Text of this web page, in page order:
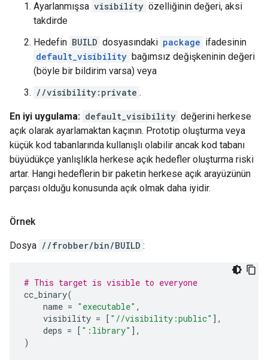
Ayarlanmışsa visibility özelliğinin değeri, aksi
takdirde
Hedefin BUILD dosyasındaki package ifadesinin
default_visibility bağımsız değişkeninin değeri
(böyle bir bildirim varsa) veya
//visibility:private .
En iyi uygulama: default_visibility değerini herkese
açık olarak ayarlamaktan kaçının. Prototip oluşturma veya
küçük kod tabanlarında kullanışlı olabilir ancak kod tabanı
büyüdükçe yanlışlıkla herkese açık hedefler oluşturma riski
artar. Hangi hedeflerin bir paketin herkese açık arayüzünün
parçası olduğu konusunda açık olmak daha iyidir.
Örnek
Dosya //frobber/bin/BUILD :
# This target is visible to everyone
cc_binary(
name = "executable" ,
visibility = [ "//visibility:public" ],
deps = [ ":library" ],
)